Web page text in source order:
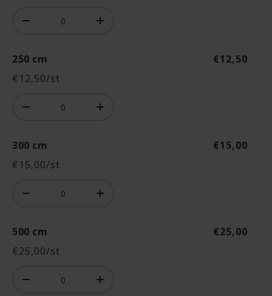
- +
250 cm
€12,50/st
€12,50
- +
300 cm
€15,00/st
€15,00
- +
500 cm
€25,00/st
€25,00
- +